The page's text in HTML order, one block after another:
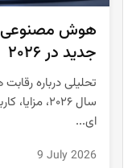
جدید در ۲۰۲۶
ای...
9 July 2026